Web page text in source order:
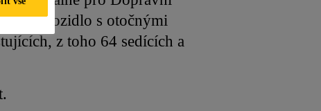
vozidlo s otočnými
z toho 64 sedících a